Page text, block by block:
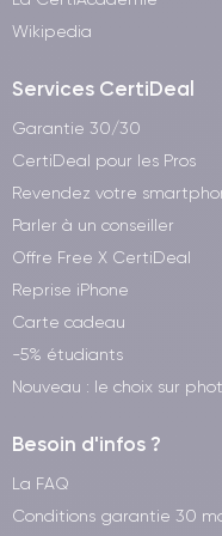
Pro, permettant aux
mobiles et de partager
appareils compatibles.
12 Pro
Voici les caractéristiques
Pro.
Performances de
processeur A14 Bionic
avancées du marché.
Wikipedia
Services CertiDeal
Garantie 30/30
CertiDeal pour les Pros
Revendez votre
Parler à un conseiller
Offre Free X CertiDeal
Reprise iPhone
Carte cadeau
-5% étudiants
Nouveau : le choix sur
Besoin d'infos ?
La FAQ
Conditions garantie 30